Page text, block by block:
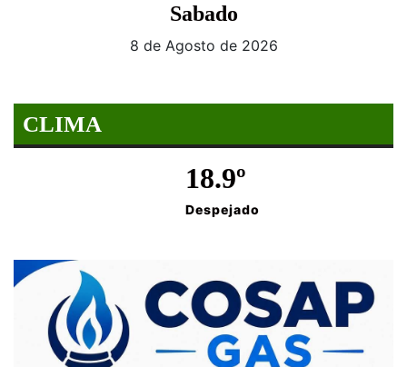
Sabado
8 de Agosto de 2026
CLIMA
18.9º
Despejado